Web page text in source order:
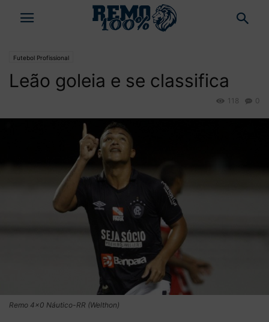
Futebol Profissional
Leão goleia e se classifica
0
118
Remo 4x0 Náutico-RR (Welthon)